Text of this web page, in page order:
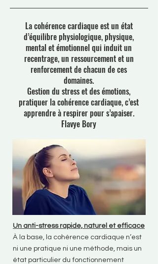
La cohérence cardiaque est un état
d’équilibre physiologique, physique,
mental et émotionnel qui induit un
recentrage, un ressourcement et un
renforcement de chacun de ces
domaines.
Gestion du stress et des émotions,
pratiquer la cohérence cardiaque, c’est
apprendre à respirer pour s’apaiser.
Flavye Bory
Un anti-stress rapide, naturel et efficace
À la base, la cohérence cardiaque n’est
ni une pratique ni une méthode, mais un
état particulier du fonctionnement